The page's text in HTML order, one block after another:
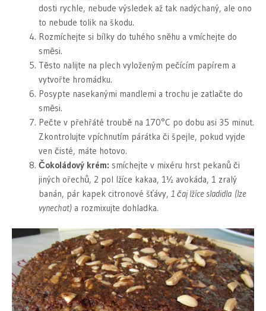
dosti rychle, nebude výsledek až tak nadýchaný, ale ono
to nebude tolik na škodu.
Rozmíchejte si bílky do tuhého sněhu a vmíchejte do
směsi.
Těsto nalijte na plech vyloženým pečícím papírem a
vytvořte hromádku.
Posypte nasekanými mandlemi a trochu je zatlačte do
směsi.
Pečte v přehřáté troubě na 170°C po dobu asi 35 minut.
Zkontrolujte vpíchnutím párátka či špejle, pokud vyjde
ven čisté, máte hotovo.
Čokoládový krém: smíchejte v mixéru hrst pekanů či
jiných ořechů, 2 pol lžíce kakaa, 1½ avokáda, 1 zralý
banán, pár kapek citronové šťávy, 1 čaj lžíce sladidla (lze
vynechat) a rozmixujte dohladka.